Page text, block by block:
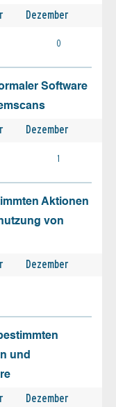
Dezember
0
Software
Dezember
1
Aktionen
von
Dezember
und
Dezember